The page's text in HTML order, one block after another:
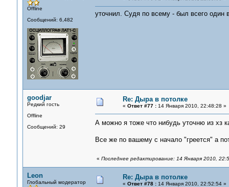
Offline
Сообщений: 6,482
уточнил. Судя по всему - был всего
goodjar
Редкий гость
Offline
Сообщений: 29
Re: Дыра в потолке
« Ответ #77 :14 Января 2010, 22:48:28 »
А можно я тоже что нибудь уточню из хз
Все же по вашему с начало "греется" а
« Последнее редактирование: 14 Января 2010,
Leon
Глобальный модератор
Re: Дыра в потолке
« Ответ #78 :14 Января 2010, 22:52:54 »